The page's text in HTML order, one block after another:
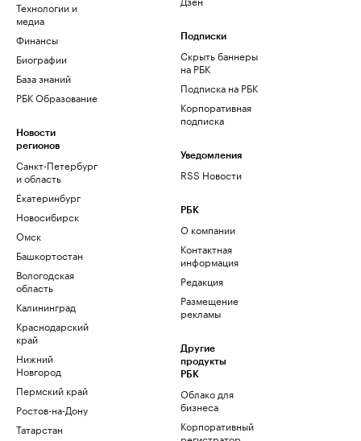
Технологии и
медиа
Финансы
Биографии
База знаний
РБК Образование
Новости
регионов
Санкт-Петербург
и область
Екатеринбург
Новосибирск
Омск
Башкортостан
Вологодская
область
Калининград
Краснодарский
край
Нижний
Новгород
Пермский край
Ростов-на-Дону
Татарстан
Подписки
Скрыть баннеры
на РБК
Подписка на РБК
Корпоративная
подписка
Уведомления
RSS Новости
РБК
О компании
Контактная
информация
Редакция
Размещение
рекламы
Другие
продукты
РБК
Облако для
бизнеса
Корпоративный